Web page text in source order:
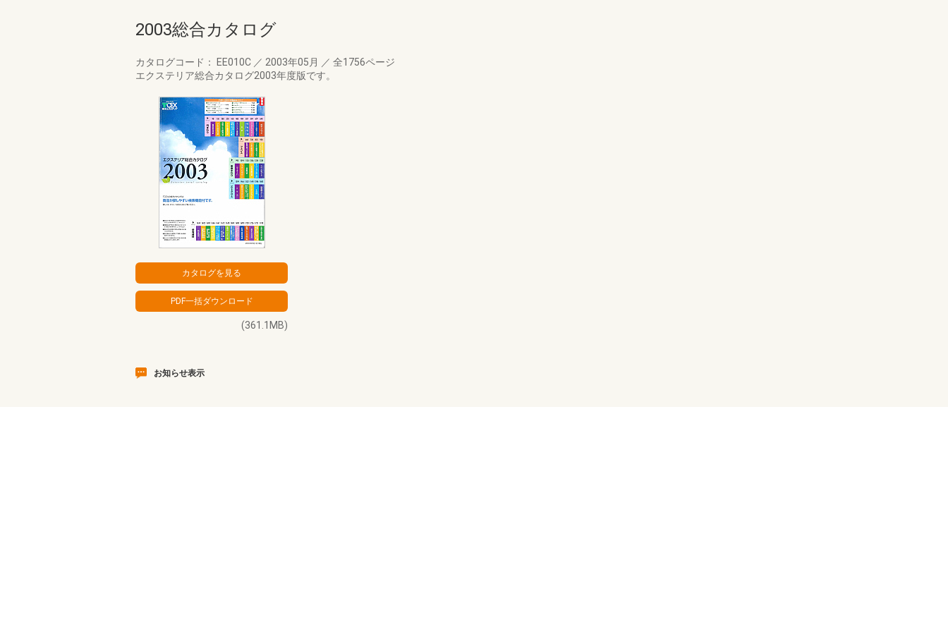
2003総合カタログ
カタログコード： EE010C ／ 2003年05月 ／ 全1756ページ
エクステリア総合カタログ2003年度版です。
(361.1MB)
お知らせ表示